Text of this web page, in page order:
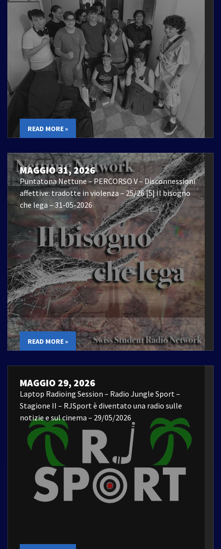
READ MORE »
MAGGIO 31, 2026
Puntatona Nettune – PERCORSO V – Disconnessioni
affettive: tradotte in violenza – 25/26 |5| Il bisogno
che lega – 31-05-2026
READ MORE »
MAGGIO 29, 2026
Laptop Radioing Session – Radio Jungle Sport –
Stagione II – RJSport è diventato una radio sulle
notizie e sul cinema – 29/05/2026